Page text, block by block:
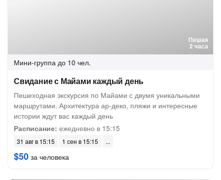
Пешая
2 часа
Мини-группа до 10 чел.
Свидание с Майами каждый день
Пешеходная экскурсия по Майами с двумя уникальными
маршрутами. Архитектура ар-деко, пляжи и интересные
истории ждут вас каждый день
Расписание: ежедневно в 15:15
31 авг в 15:15 1 сен в 15:15
$50 за человека